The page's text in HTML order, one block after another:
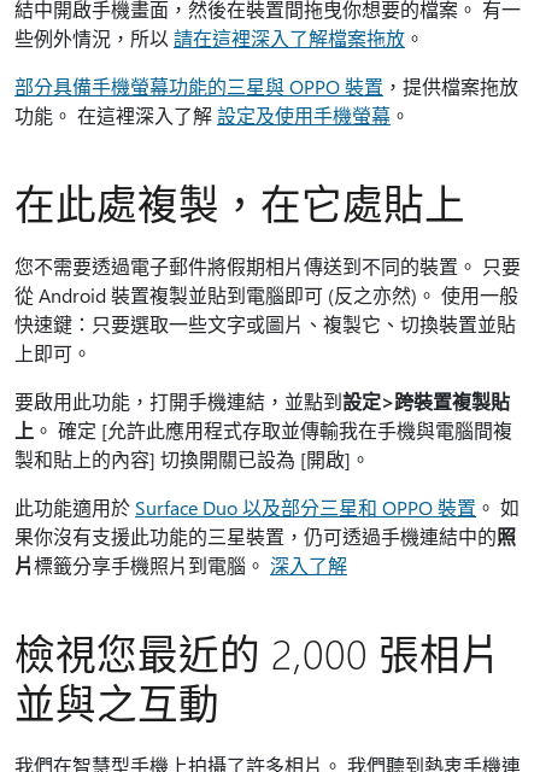
結中開啟手機畫面，然後在裝置間拖曳你想要的檔案。 有一
些例外情況，所以 請在這裡深入了解檔案拖放 。
部分具備手機螢幕功能的三星與 OPPO 裝置 ，提供檔案拖放
功能。 在這裡深入了解設定及使用手機螢幕 。
在此處複製，在它處貼上
您不需要透過電子郵件將假期相片傳送到不同的裝置。 只要
從 Android 裝置複製並貼到電腦即可 (反之亦然)。 使用一般
快速鍵：只要選取一些文字或圖片、複製它、切換裝置並貼
上即可。
要啟用此功能，打開手機連結，並點到設定>跨裝置複製貼
上 。 確定 [允許此應用程式存取並傳輸我在手機與電腦間複
製和貼上的內容] 切換開關已設為 [開啟] 。
此功能適用於 Surface Duo 以及部分三星和 OPPO 裝置 。 如
果你沒有支援此功能的三星裝置，仍可透過手機連結中的照
片標籤分享手機照片到電腦。 深入了解
檢視您最近的 2,000 張相片
並與之互動
我們在智慧型手機上拍攝了許多相片。 我們聽到熱衷手機連